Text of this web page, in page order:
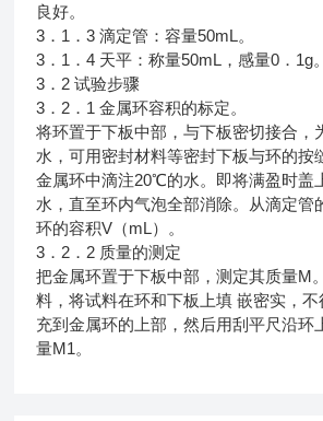
良好。
3 ． 1 ．3滴定管：容量50mL。
3 ． 1 ．4 天平：称量50mL ，感量0 ． 1g。
3 ． 2试验步骤
3 ． 2 ． 1金属环容积的标定。
将环置于下板中部，与下板密切接合，
水，可用密封材料等密封下板与环的按
金属环中滴注20℃的水。即将满盈时盖
水，直至环内气泡全部消除。从滴定管
环的容积V （mL）。
3 ． 2 ． 2 质量的测定
把金属环置于下板中部，测定其质量M
料，将试料在环和下板上填 嵌密实，
充到金属环的上部，然后用刮平尺沿环
量M1。